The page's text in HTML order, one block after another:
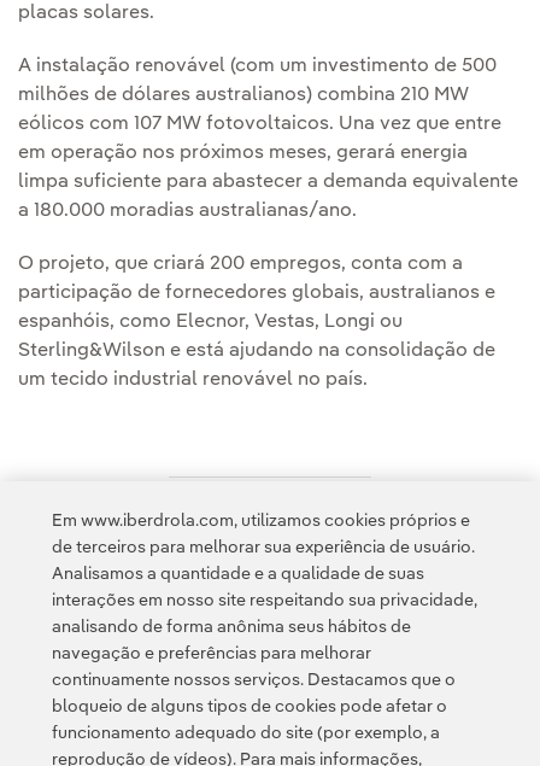
placas solares.
A instalação renovável (com um investimento de 500
milhões de dólares australianos) combina 210 MW
eólicos com 107 MW fotovoltaicos. Una vez que entre
em operação nos próximos meses, gerará energia
limpa suficiente para abastecer a demanda equivalente
a 180.000 moradias australianas/ano.
O projeto, que criará 200 empregos, conta com a
participação de fornecedores globais, australianos e
espanhóis, como Elecnor, Vestas, Longi ou
Sterling&Wilson e está ajudando na consolidação de
um tecido industrial renovável no país.
Acesso a informação legal
Contato Clientes Política de Privacidade Informação legal
Transparência no uso da IA Política de cookies Configuração de cookies
Acessibilidade Canal de denúncias
Em www.iberdrola.com, utilizamos cookies próprios e
de terceiros para melhorar sua experiência de usuário.
Analisamos a quantidade e a qualidade de suas
interações em nosso site respeitando sua privacidade,
analisando de forma anônima seus hábitos de
navegação e preferências para melhorar
continuamente nossos serviços. Destacamos que o
bloqueio de alguns tipos de cookies pode afetar o
funcionamento adequado do site (por exemplo, a
reprodução de vídeos). Para mais informações,